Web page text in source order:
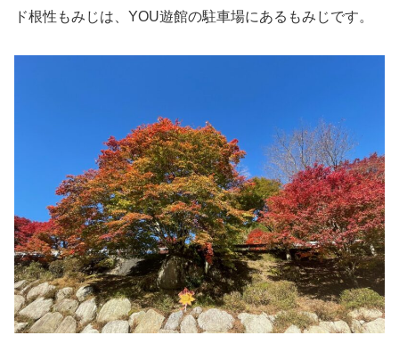
ド根性もみじは、YOU遊館の駐車場にあるもみじです。